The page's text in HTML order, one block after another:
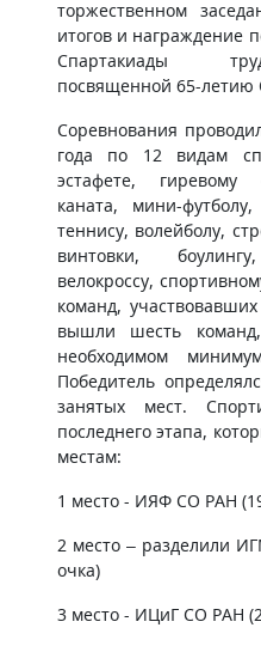
торжественном
итогов и награждение
Спартакиады
посвященной 65-летию
Соревнования
года по 12 видам
эстафете, гиревому
каната, мини-
теннису, волейболу,
винтовки,
велокроссу,
команд,
вышли шесть
необходимом
Победитель
занятых мест.
последнего этапа,
местам:
1 место - ИЯФ СО РАН
2 место – разделили
очка)
3 место - ИЦиГ СО РАН